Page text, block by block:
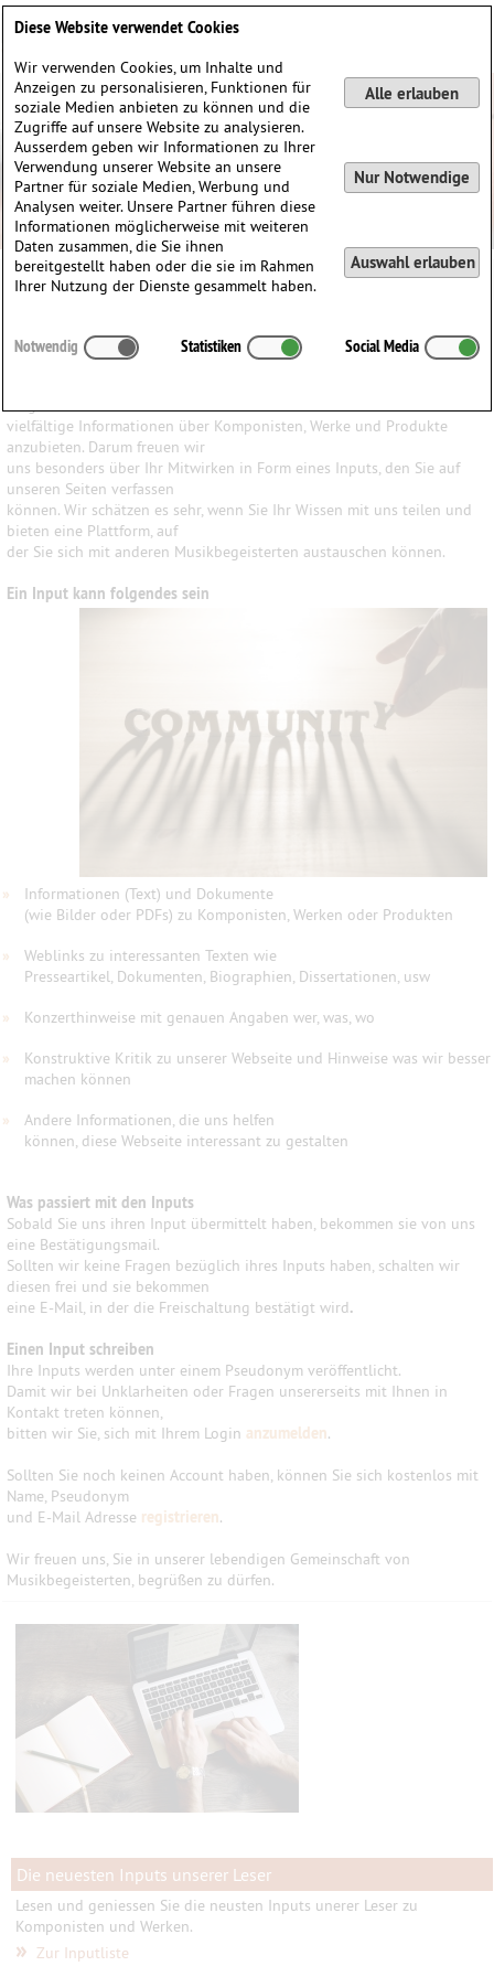
Ihr Input ist uns wichtig
vielfältige Informationen über Komponisten, Werke und Produkte
anzubieten. Darum freuen wir
uns besonders über Ihr Mitwirken in Form eines Inputs, den Sie auf
unseren Seiten verfassen
können. Wir schätzen es sehr, wenn Sie Ihr Wissen mit uns teilen und
bieten eine Plattform, auf
der Sie sich mit anderen Musikbegeisterten austauschen können.
Ein Input kann folgendes sein
»
Informationen (Text) und Dokumente
(wie Bilder oder PDFs) zu Komponisten, Werken oder Produkten
»
Weblinks zu interessanten Texten wie
Presseartikel, Dokumenten, Biographien, Dissertationen, usw
» Konzerthinweise mit genauen Angaben wer, was, wo
»
Konstruktive Kritik zu unserer Webseite und Hinweise was wir besser
machen können
»
Andere Informationen, die uns helfen
können, diese Webseite interessant zu gestalten
Was passiert mit den Inputs
Sobald Sie uns ihren Input übermittelt haben, bekommen sie von uns
eine Bestätigungsmail.
Sollten wir keine Fragen bezüglich ihres Inputs haben, schalten wir
diesen frei und sie bekommen
eine E-Mail, in der die Freischaltung bestätigt wird.
Einen Input schreiben
Ihre Inputs werden unter einem Pseudonym veröffentlicht.
Damit wir bei Unklarheiten oder Fragen unsererseits mit Ihnen in
Kontakt treten können,
bitten wir Sie, sich mit Ihrem Login anzumelden.
Sollten Sie noch keinen Account haben, können Sie sich kostenlos mit
Name, Pseudonym
und E-Mail Adresse registrieren.
Wir freuen uns, Sie in unserer lebendigen Gemeinschaft von
Musikbegeisterten, begrüßen zu dürfen.
Die neuesten Inputs unserer Leser
Lesen und geniessen Sie die neusten Inputs unerer Leser zu
Komponisten und Werken.
» Zur Inputliste
Diese Website verwendet Cookies
Wir verwenden Cookies, um Inhalte und
Anzeigen zu personalisieren, Funktionen für
soziale Medien anbieten zu können und die
Zugriffe auf unsere Website zu analysieren.
Ausserdem geben wir Informationen zu Ihrer
Verwendung unserer Website an unsere
Partner für soziale Medien, Werbung und
Analysen weiter. Unsere Partner führen diese
Informationen möglicherweise mit weiteren
Daten zusammen, die Sie ihnen
bereitgestellt haben oder die sie im Rahmen
Ihrer Nutzung der Dienste gesammelt haben.
Alle erlauben
Nur Notwendige
Auswahl erlauben
Notwendig Statistiken Social Media